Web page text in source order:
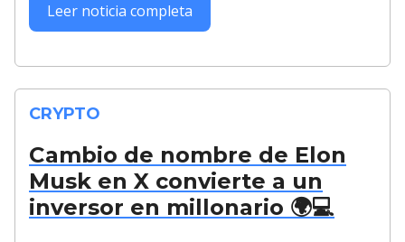
Leer noticia completa
CRYPTO
Cambio de nombre de Elon
Musk en X convierte a un
inversor en millonario 🌍💻